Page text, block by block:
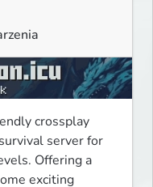
crossplay
server for
Offering a
exciting